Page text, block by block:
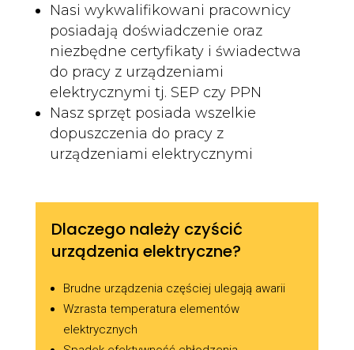
Nasi wykwalifikowani pracownicy
posiadają doświadczenie oraz
niezbędne certyfikaty i świadectwa
do pracy z urządzeniami
elektrycznymi tj. SEP czy PPN
Nasz sprzęt posiada wszelkie
dopuszczenia do pracy z
urządzeniami elektrycznymi
Dlaczego należy czyścić
urządzenia elektryczne?
Brudne urządzenia częściej ulegają awarii
Wzrasta temperatura elementów
elektrycznych